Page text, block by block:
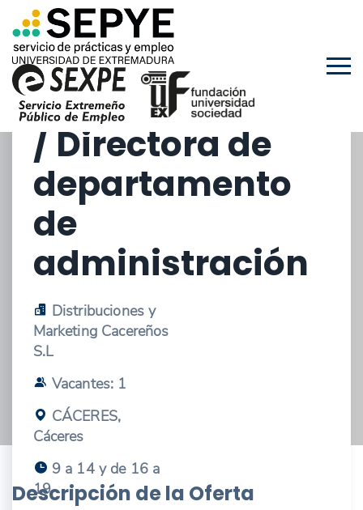
departamento
de
administración
/ Directora de
departamento
de
administración
Distribuciones y
Marketing Cacereños
S.L
Vacantes: 1
CÁCERES,
Cáceres
9 a 14 y de 16 a
19
Descripción de la Oferta